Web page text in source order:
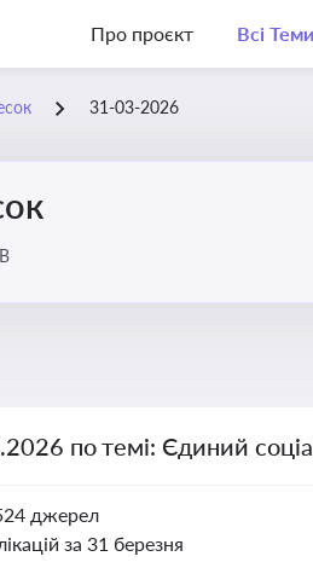
Про проєкт Всі Теми
31-03-2026
по темі: Єдиний
джерел
за 31 березня